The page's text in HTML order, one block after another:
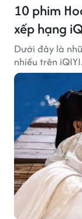
10 phim
xếp hạng
Dưới đây là
nhiều trên iQIYI.